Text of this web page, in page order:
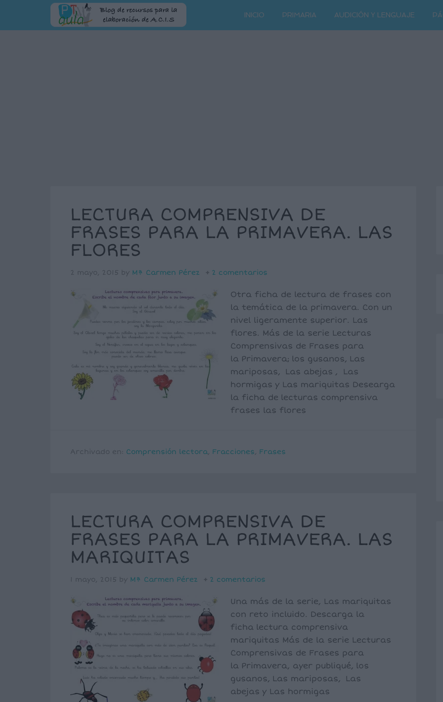
INICIO PRIMARIA AUDICIÓN Y LENGUAJE
LECTURA COMPRENSIVA DE
FRASES PARA LA PRIMAVERA. LAS
FLORES
2 mayo, 2015 by Mª Carmen Pérez 2 comentarios
Otra ficha de lectura de frases con
la temática de la primavera. Con un
nivel ligeramente superior. Las
flores. Más de la serie Lecturas
Comprensivas de Frases para
la Primavera; los gusanos, Las
mariposas, Las abejas , Las
hormigas y Las mariquitas Desearga
la ficha de lecturas comprensiva
frases las flores
Archivado en: Comprensión lectora, Fracciones, Frases
LECTURA COMPRENSIVA DE
FRASES PARA LA PRIMAVERA. LAS
MARIQUITAS
1 mayo, 2015 by Mª Carmen Pérez 2 comentarios
Una más de la serie, Las mariquitas
con reto incluido. Descarga la
ficha lectura comprensiva
mariquitas Más de la serie Lecturas
Comprensivas de Frases para
la Primavera, ayer publiqué, los
gusanos, Las mariposas, Las
abejas y Las hormigas